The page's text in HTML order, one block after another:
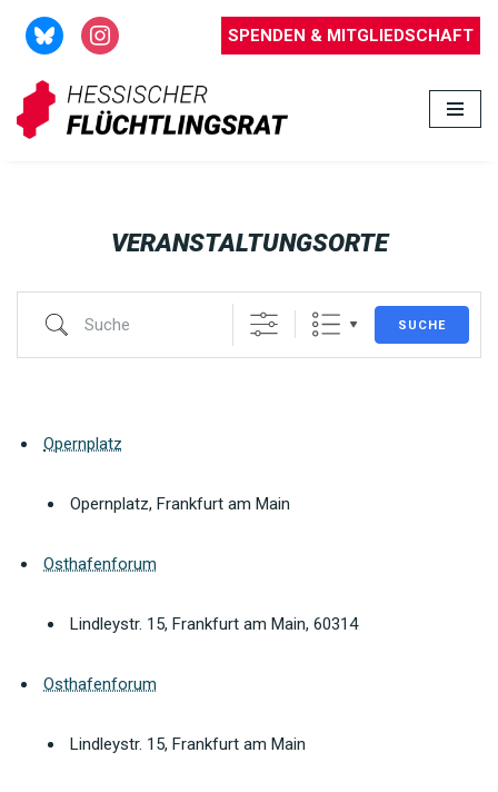
Zum
Inhalt
springen
SPENDEN & MITGLIEDSCHAFT
VERANSTALTUNGSORTE
SUCHE
Opernplatz
Opernplatz, Frankfurt am Main
Osthafenforum
Lindleystr. 15, Frankfurt am Main, 60314
Osthafenforum
Lindleystr. 15, Frankfurt am Main